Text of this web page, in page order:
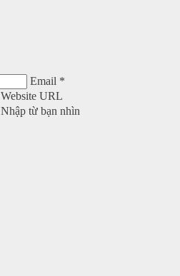
Email *
Website URL
Nhập từ bạn nhìn